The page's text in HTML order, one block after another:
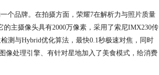
个品牌。在拍摄方面，荣耀7在解析力与照片质量
主摄像头具有2000万像素，采用了索尼IMX230传
测与Hybrid优化算法，最快0.1秒极速对焦，同时
像处理引擎、有针对星地加入了美食模式，给消费